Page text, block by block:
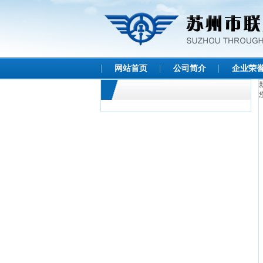
网站首页 公司简介 企业荣